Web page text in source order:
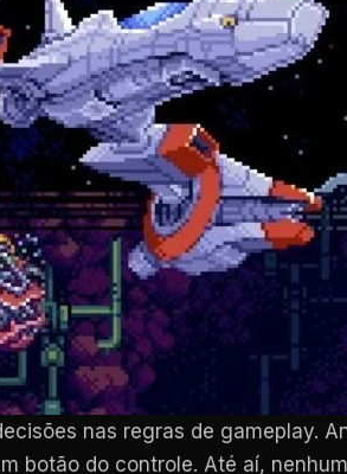
nas regras de gameplay.
botão do controle. Até aí,